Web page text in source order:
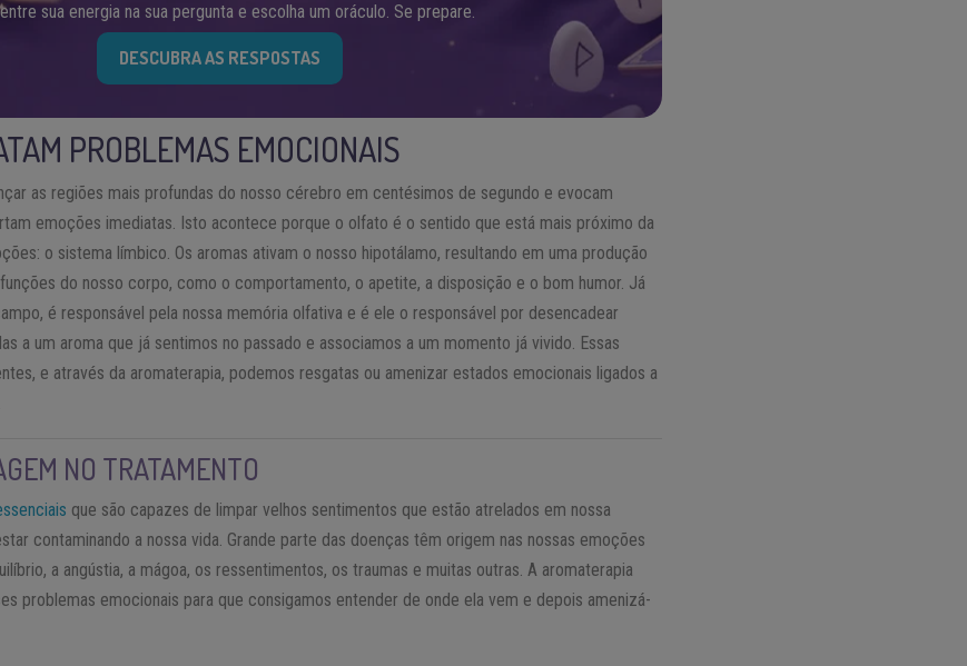
sua energia na sua pergunta e escolha um oráculo. Se prepare.
DESCUBRA AS RESPOSTAS
PROBLEMAS EMOCIONAIS
as regiões mais profundas do nosso cérebro em centésimos de segundo e evocam
emoções imediatas. Isto acontece porque o olfato é o sentido que está mais próximo da
o sistema límbico. Os aromas ativam o nosso hipotálamo, resultando em uma produção
do nosso corpo, como o comportamento, o apetite, a disposição e o bom humor. Já
é responsável pela nossa memória olfativa e é ele o responsável por desencadear
a um aroma que já sentimos no passado e associamos a um momento já vivido. Essas
e através da aromaterapia, podemos resgatas ou amenizar estados emocionais ligados a
NO TRATAMENTO
que são capazes de limpar velhos sentimentos que estão atrelados em nossa
contaminando a nossa vida. Grande parte das doenças têm origem nas nossas emoções
a angústia, a mágoa, os ressentimentos, os traumas e muitas outras. A aromaterapia
problemas emocionais para que consigamos entender de onde ela vem e depois amenizá-